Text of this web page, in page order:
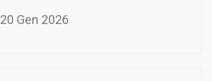
20 Gen 2026